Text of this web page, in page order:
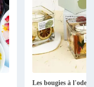
Les bougies à